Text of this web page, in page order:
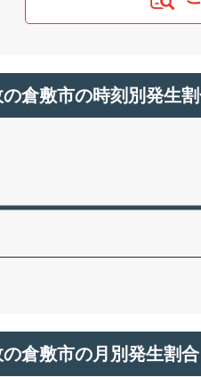
倉敷市の時刻別発生
倉敷市の月別発生割合